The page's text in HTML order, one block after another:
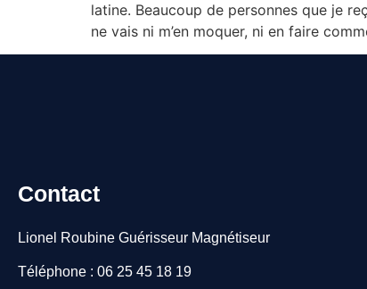
latine. Beaucoup de personnes que je
ne vais ni m’en moquer, ni en faire
Contact
Lionel Roubine Guérisseur Magnétiseur
Téléphone : 06 25 45 18 19